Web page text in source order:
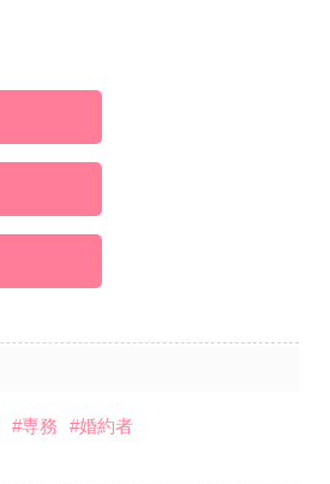
#専務 #婚約者